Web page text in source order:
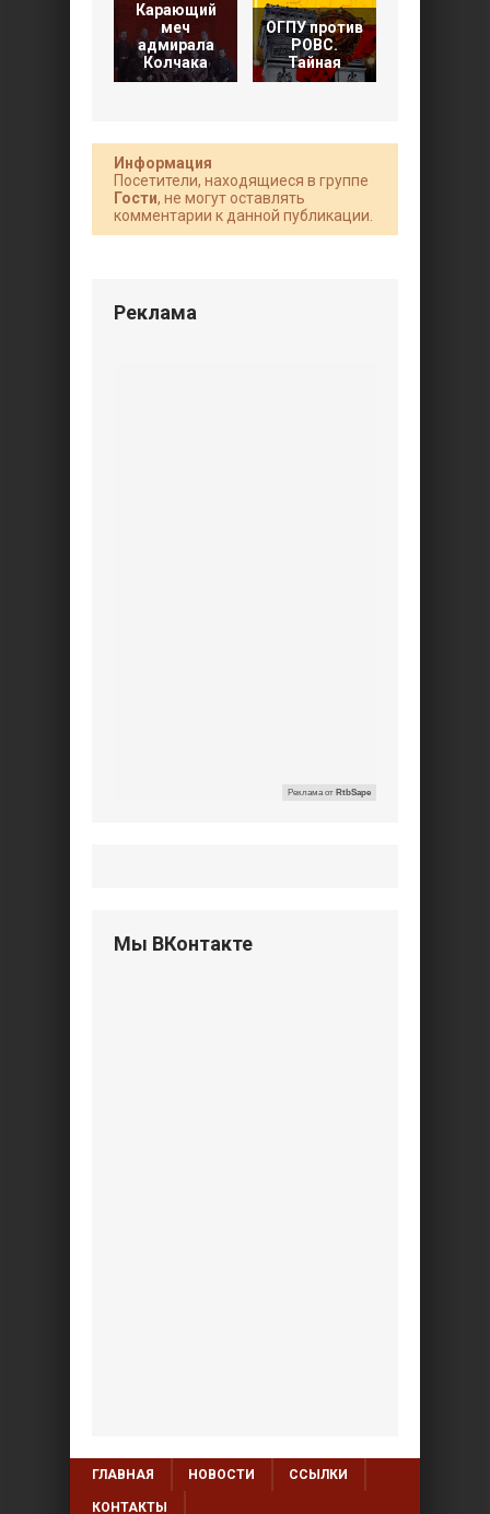
Карающий
меч
адмирала
Колчака
ОГПУ против
РОВС.
Тайная
Информация
Посетители, находящиеся в группе
Гости, не могут оставлять
комментарии к данной публикации.
Реклама
Реклама от RtbSape
Мы ВКонтакте
ГЛАВНАЯ НОВОСТИ ССЫЛКИ
КОНТАКТЫ